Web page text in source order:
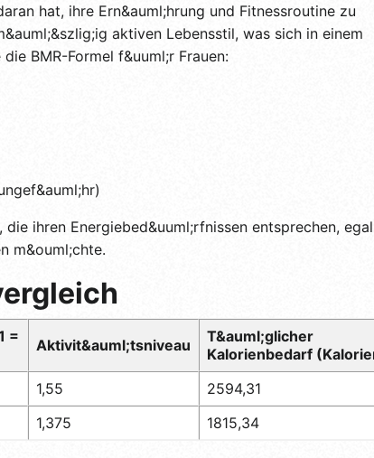
hat, ihre Ern&auml;hrung und Fitnessroutine zu
aktiven Lebensstil, was sich in einem
BMR-Formel f&uuml;r Frauen:
ihren Energiebed&uuml;rfnissen entsprechen,
m&ouml;chte.
=
Aktivit&auml;tsniveau
T&auml;glicher
Kalorienbedarf
1,55
2594,31
1,375 1815,34